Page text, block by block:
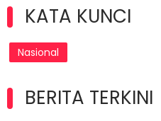
KATA KUNCI
Nasional
BERITA TERKINI